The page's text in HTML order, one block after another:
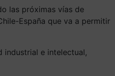
las próximas vías de
España que va a permitir
industrial e intelectual,